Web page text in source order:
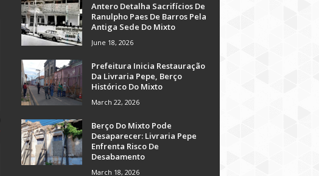
Antero Detalha Sacrifícios De
Ranulpho Paes De Barros Pela
Antiga Sede Do Mixto
June 18, 2026
Prefeitura Inicia Restauração
Da Livraria Pepe, Berço
Histórico Do Mixto
March 22, 2026
Berço Do Mixto Pode
Desaparecer: Livraria Pepe
Enfrenta Risco De
Desabamento
March 18, 2026